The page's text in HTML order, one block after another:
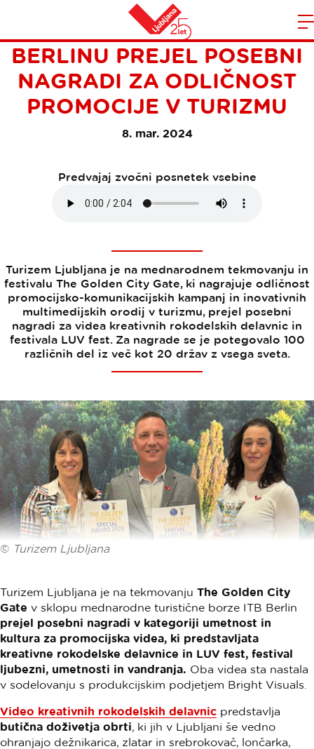
Domov
TURIZEM LJUBLJANA V
BERLINU PREJEL POSEBNI
NAGRADI ZA ODLIČNOST
PROMOCIJE V TURIZMU
8. mar. 2024
Predvajaj zvočni posnetek vsebine
Turizem Ljubljana je na mednarodnem tekmovanju in
festivalu The Golden City Gate, ki nagrajuje odličnost
promocijsko-komunikacijskih kampanj in inovativnih
multimedijskih orodij v turizmu, prejel posebni
nagradi za videa kreativnih rokodelskih delavnic in
festivala LUV fest. Za nagrade se je potegovalo 100
različnih del iz več kot 20 držav z vsega sveta.
© Turizem Ljubljana
Turizem Ljubljana je na tekmovanju The Golden City
Gate v sklopu mednarodne turistične borze ITB Berlin
prejel posebni nagradi v kategoriji umetnost in
kultura za promocijska videa, ki predstavljata
kreativne rokodelske delavnice in LUV fest, festival
ljubezni, umetnosti in vandranja. Oba videa sta nastala
v sodelovanju s produkcijskim podjetjem Bright Visuals.
Video kreativnih rokodelskih delavnic predstavlja
butična doživetja obrti, ki jih v Ljubljani še vedno
ohranjajo dežnikarica, zlatar in srebrokovač, lončarka,